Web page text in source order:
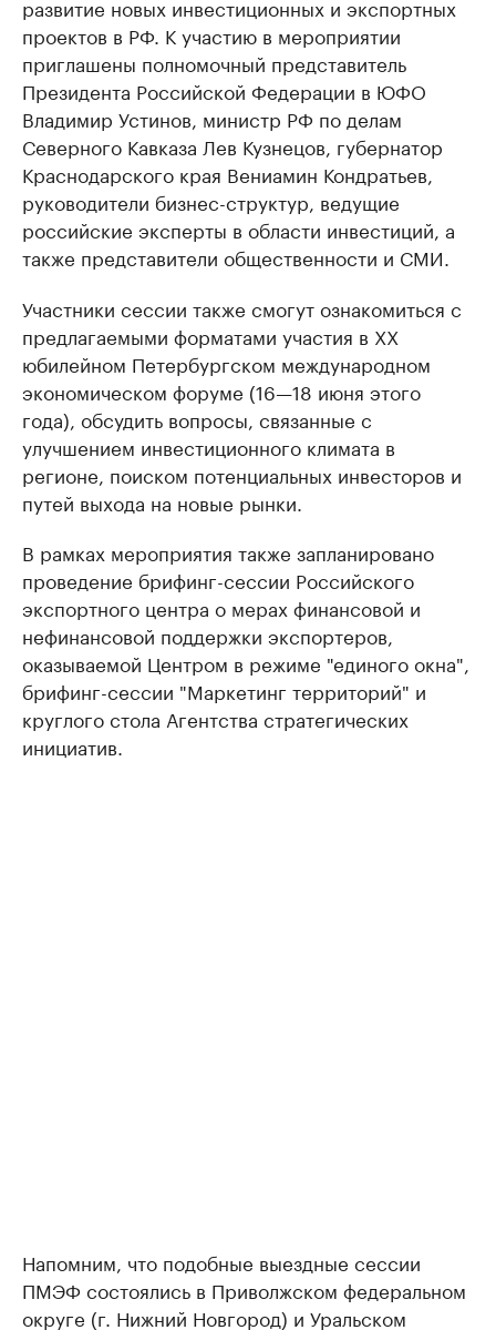
развитие новых инвестиционных и экспортных
проектов в РФ. К участию в мероприятии
приглашены полномочный представитель
Президента Российской Федерации в ЮФО
Владимир Устинов, министр РФ по делам
Северного Кавказа Лев Кузнецов, губернатор
Краснодарского края Вениамин Кондратьев,
руководители бизнес-структур, ведущие
российские эксперты в области инвестиций, а
также представители общественности и СМИ.
Участники сессии также смогут ознакомиться с
предлагаемыми форматами участия в ХХ
юбилейном Петербургском международном
экономическом форуме (16—18 июня этого
года), обсудить вопросы, связанные с
улучшением инвестиционного климата в
регионе, поиском потенциальных инвесторов и
путей выхода на новые рынки.
В рамках мероприятия также запланировано
проведение брифинг-сессии Российского
экспортного центра о мерах финансовой и
нефинансовой поддержки экспортеров,
оказываемой Центром в режиме "единого окна",
брифинг-сессии "Маркетинг территорий" и
круглого стола Агентства стратегических
инициатив.
Напомним, что подобные выездные сессии
ПМЭФ состоялись в Приволжском федеральном
округе (г. Нижний Новгород) и Уральском